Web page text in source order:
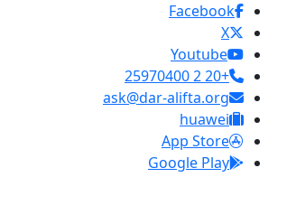
Facebook
X
Youtube
+20 2 25970400
ask@dar-alifta.org
huawei
App Store
Google Play